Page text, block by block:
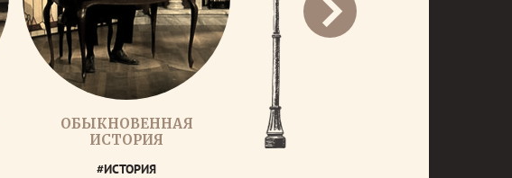
ОБЫКНОВЕННАЯ
ИСТОРИЯ
#ИСТОРИЯ